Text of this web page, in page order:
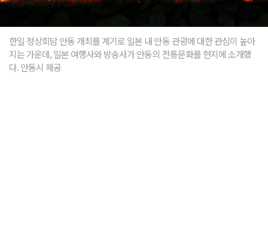
한일 정상회담 안동 개최를 계기로 일본 내 안동 관광에 대한 관심이 높아
지는 가운데, 일본 여행사와 방송사가 안동의 전통문화를 현지에 소개했
다. 안동시 제공